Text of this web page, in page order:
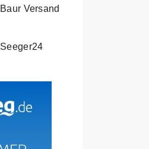
Baur Versand
Seeger24